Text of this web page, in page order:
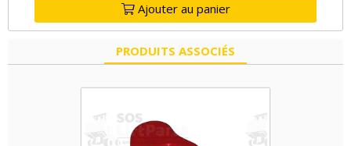
Ajouter au panier
PRODUITS ASSOCIÉS